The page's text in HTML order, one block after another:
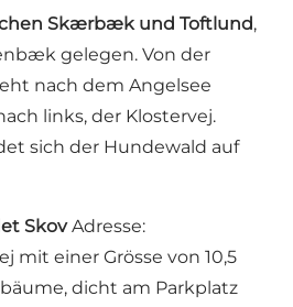
Skærbæk und Toftlund,
gelegen. Von der
nach dem Angelsee
links, der Klostervej.
sich der Hundewald auf
SkovAdresse:
mit einer Grösse von 10,5
dicht am Parkplatz